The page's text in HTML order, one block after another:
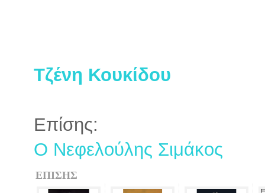
Τζένη Κουκίδου
Επίσης:
Ο Νεφελούλης Σιμάκος
ΕΠΙΣΗΣ